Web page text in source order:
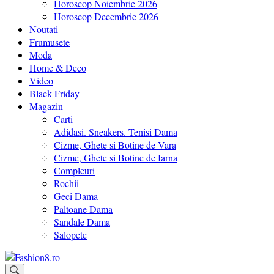
Horoscop Noiembrie 2026
Horoscop Decembrie 2026
Noutati
Frumusete
Moda
Home & Deco
Video
Black Friday
Magazin
Carti
Adidasi. Sneakers. Tenisi Dama
Cizme, Ghete si Botine de Vara
Cizme, Ghete si Botine de Iarna
Compleuri
Rochii
Geci Dama
Paltoane Dama
Sandale Dama
Salopete